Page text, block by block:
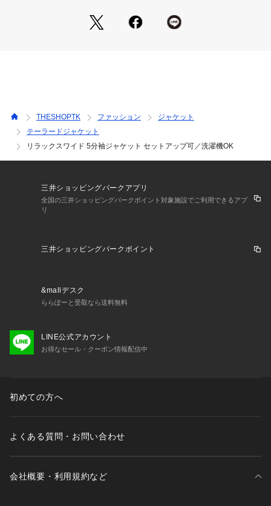
適度な落ち感があり、自然なドレープが上品な印象を演出。
デイリー使いから旅行・外出時の持ち運びにも便利です。
デニムやワイドスラックスと合わせたきれいめカジュアルスタ
イルにも相性が良く、足元はスニーカーやサンダルで軽やかに
まとめるのがおすすめです。
・ポケット数：前×2
・裏地なし
ります。また、パソコン・スマートフォンなどの環境により、
THESHOPTK ファッション
ジャケット
テーラードジャケット
リラックスワイド 5分袖ジャケット セットアップ可／洗濯機OK
三井ショッピングパークアプリ
全国の三井ショッピングパークポイント対象施設でご利用できるアプ
リ
三井ショッピングパークポイント
&mallデスク
ららぽーと受取なら送料無料
LINE公式アカウント
お得なセール・クーポン情報配信中
初めての方へ
よくある質問・お問い合わせ
会社概要・利用規約など